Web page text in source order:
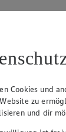
Cookies und
zu
und dir